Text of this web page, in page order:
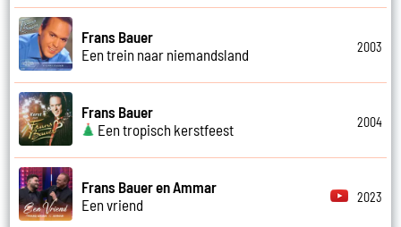
Frans Bauer
Een trein naar niemandsland
2003
Frans Bauer
Een tropisch kerstfeest
2004
Frans Bauer en Ammar
Een vriend
2023